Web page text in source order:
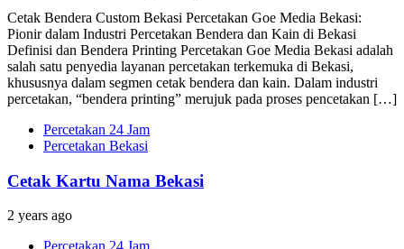
Cetak Bendera Custom Bekasi Percetakan Goe Media Bekasi:
Pionir dalam Industri Percetakan Bendera dan Kain di Bekasi
Definisi dan Bendera Printing Percetakan Goe Media Bekasi adalah
salah satu penyedia layanan percetakan terkemuka di Bekasi,
khususnya dalam segmen cetak bendera dan kain. Dalam industri
percetakan, “bendera printing” merujuk pada proses pencetakan […]
Percetakan 24 Jam
Percetakan Bekasi
Cetak Kartu Nama Bekasi
2 years ago